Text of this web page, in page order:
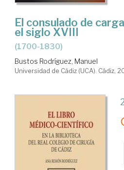
El consulado de
el siglo XVIII
(1700-1830)
Bustos Rodríguez, Manuel
Universidad de Cádiz (UCA). Cádiz,